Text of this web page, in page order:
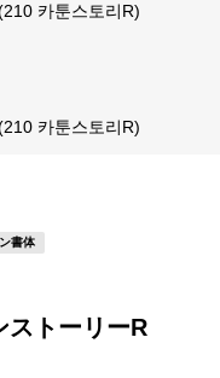
角ゴシック
카툰스토리R)
카툰스토리R)
書体
ストーリーR